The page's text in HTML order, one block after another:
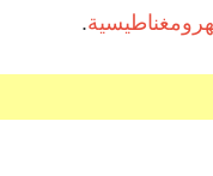
.